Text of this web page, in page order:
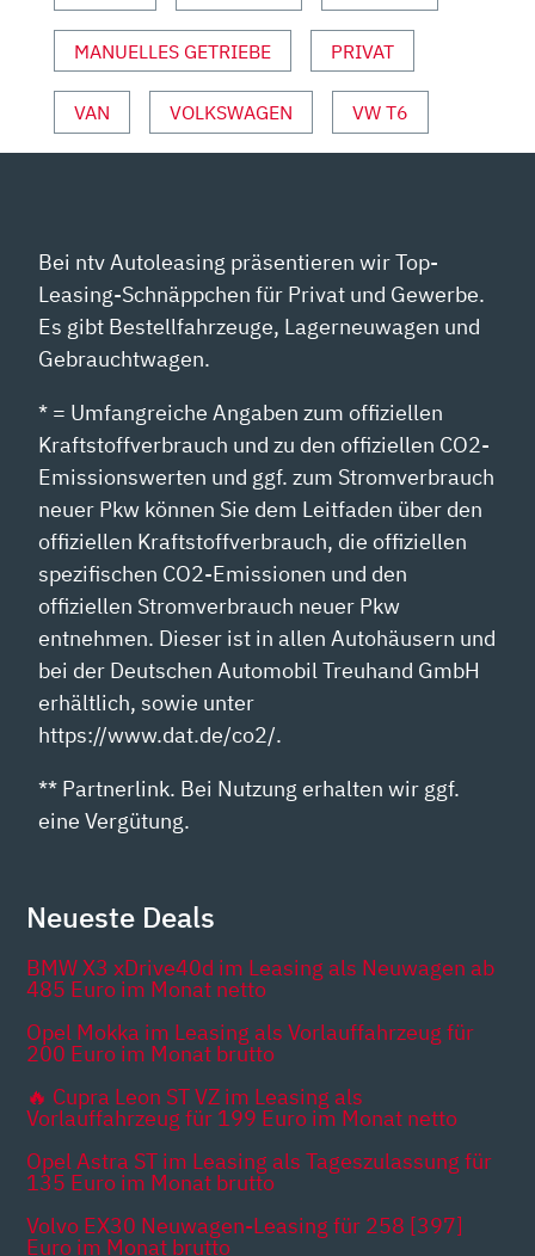
MINIKÜCHE“
VON
ANZEIGEN
MANUELLES GETRIEBE PRIVAT
VAN VOLKSWAGEN VW T6
Bei ntv Autoleasing präsentieren wir Top-
Leasing-Schnäppchen für Privat und Gewerbe.
Es gibt Bestellfahrzeuge, Lagerneuwagen und
Gebrauchtwagen.
* = Umfangreiche Angaben zum offiziellen
Kraftstoffverbrauch und zu den offiziellen CO2-
Emissionswerten und ggf. zum Stromverbrauch
neuer Pkw können Sie dem Leitfaden über den
offiziellen Kraftstoffverbrauch, die offiziellen
spezifischen CO2-Emissionen und den
offiziellen Stromverbrauch neuer Pkw
entnehmen. Dieser ist in allen Autohäusern und
bei der Deutschen Automobil Treuhand GmbH
erhältlich, sowie unter
https://www.dat.de/co2/.
** Partnerlink. Bei Nutzung erhalten wir ggf.
eine Vergütung.
Neueste Deals
BMW X3 xDrive40d im Leasing als Neuwagen ab
485 Euro im Monat netto
Opel Mokka im Leasing als Vorlauffahrzeug für
200 Euro im Monat brutto
🔥 Cupra Leon ST VZ im Leasing als
Vorlauffahrzeug für 199 Euro im Monat netto
Opel Astra ST im Leasing als Tageszulassung für
135 Euro im Monat brutto
Volvo EX30 Neuwagen-Leasing für 258 [397]
Euro im Monat brutto